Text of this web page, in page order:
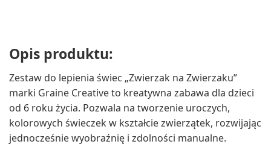
Opis produktu:
Zestaw do lepienia świec „Zwierzak na Zwierzaku”
marki Graine Creative to kreatywna zabawa dla dzieci
od 6 roku życia. Pozwala na tworzenie uroczych,
kolorowych świeczek w kształcie zwierzątek, rozwijając
jednocześnie wyobraźnię i zdolności manualne.